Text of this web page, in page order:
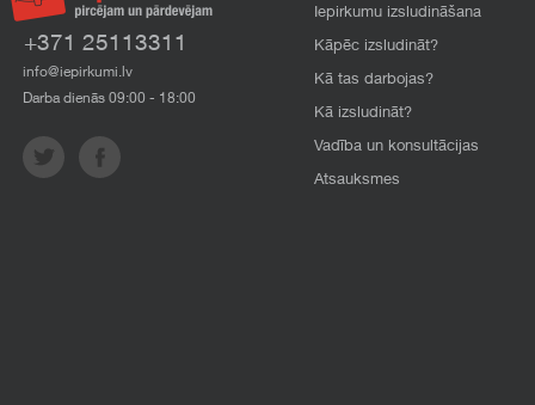
+371 25113311
info@iepirkumi.lv
Darba dienās 09:00 - 18:00
Iepirkumu izsludināšana
Kāpēc izsludināt?
Kā tas darbojas?
Kā izsludināt?
Vadība un konsultācijas
Atsauksmes